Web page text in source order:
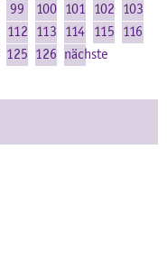
99 100 101 102
103
112 113 114 115
116
125 126 nächste